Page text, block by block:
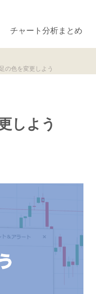
チャート分析まとめ
の色を変更しよう
しよう